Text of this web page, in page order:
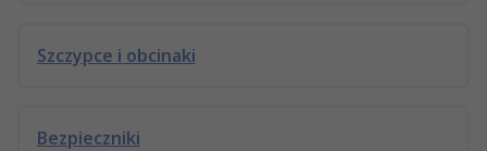
Szczypce i obcinaki
Bezpieczniki